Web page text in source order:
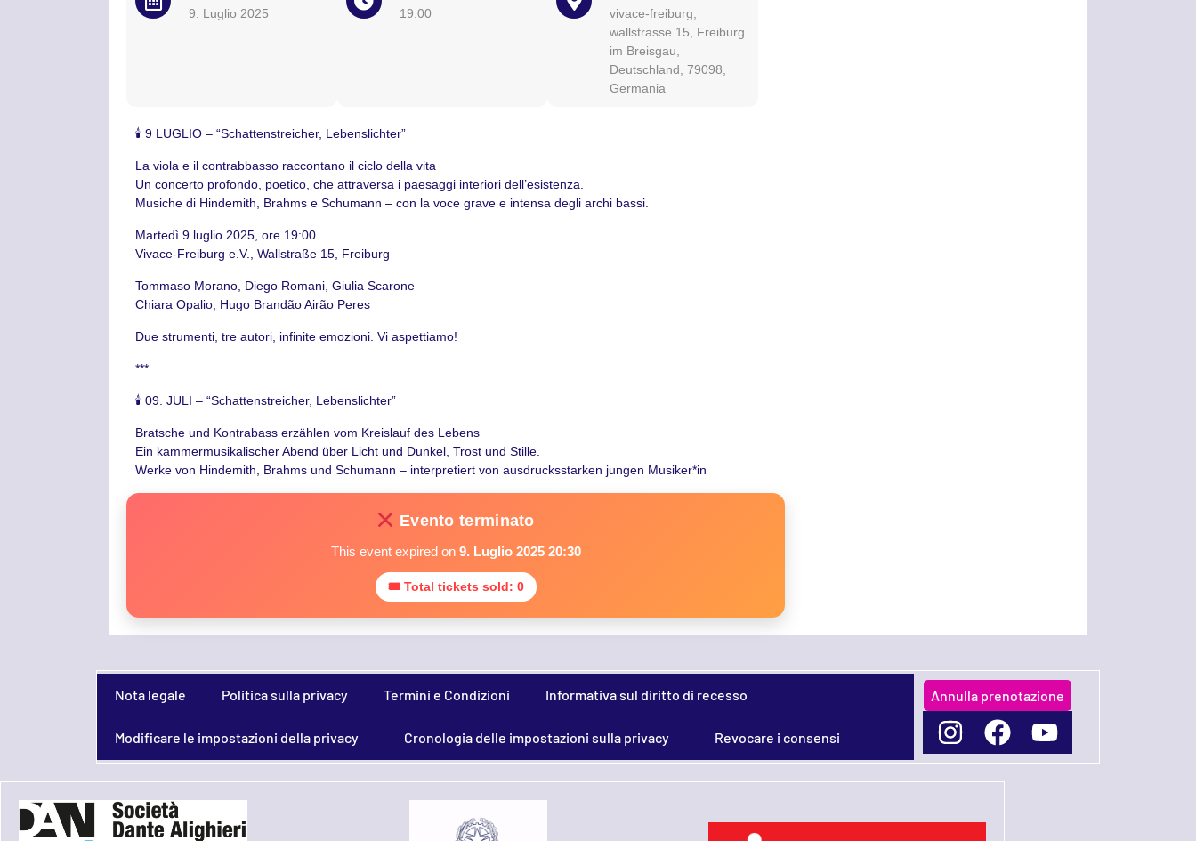
9. Luglio 2025 19:00
vivace-freiburg,
wallstrasse 15, Freiburg
im Breisgau,
Deutschland, 79098,
Germania
🕯 9 LUGLIO – “Schattenstreicher, Lebenslichter”
La viola e il contrabbasso raccontano il ciclo della vita
Un concerto profondo, poetico, che attraversa i paesaggi interiori dell’esistenza.
Musiche di Hindemith, Brahms e Schumann – con la voce grave e intensa degli archi bassi.
Martedì 9 luglio 2025, ore 19:00
Vivace-Freiburg e.V., Wallstraße 15, Freiburg
Tommaso Morano, Diego Romani, Giulia Scarone
Chiara Opalio, Hugo Brandão Airão Peres
Due strumenti, tre autori, infinite emozioni. Vi aspettiamo!
***
🕯 09. JULI – “Schattenstreicher, Lebenslichter”
Bratsche und Kontrabass erzählen vom Kreislauf des Lebens
Ein kammermusikalischer Abend über Licht und Dunkel, Trost und Stille.
Werke von Hindemith, Brahms und Schumann – interpretiert von ausdrucksstarken jungen Musiker*in
Evento terminato
This event expired on 9. Luglio 2025 20:30
🎟 Total tickets sold: 0
Nota legale Politica sulla privacy Termini e Condizioni Informativa sul diritto di recesso
Modificare le impostazioni della privacy Cronologia delle impostazioni sulla privacy Revocare i consensi
Annulla prenotazione